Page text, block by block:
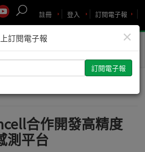
訂閱電子報
登入
註冊
Toggle
合作開發高精度
測平台
×
訂閱電子報